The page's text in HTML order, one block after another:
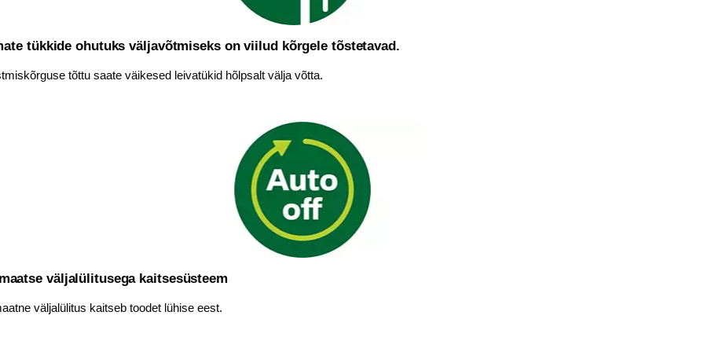
tükkide ohutuks väljavõtmiseks on viilud kõrgele tõstetavad.
tõttu saate väikesed leivatükid hõlpsalt välja võtta.
väljalülitusega kaitsesüsteem
väljalülitus kaitseb toodet lühise eest.